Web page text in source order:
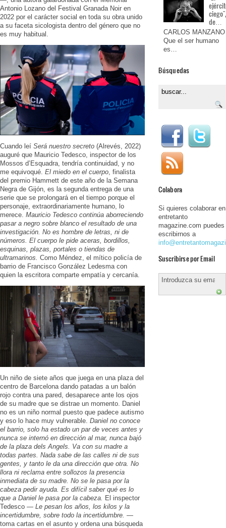
Antonio Lozano del Festival Granada Noir en
2022 por el carácter social en toda su obra unido
a su faceta sicologista dentro del género que no
es muy habitual.
Cuando leí Será nuestro secreto (Alrevés, 2022)
auguré que Mauricio Tedesco, inspector de los
Mossos d’Esquadra, tendría continuidad, y no
me equivoqué. El miedo en el cuerpo , finalista
del premio Hammett de este año de la Semana
Negra de Gijón, es la segunda entrega de una
serie que se prolongará en el tiempo porque el
personaje, extraordinariamente humano, lo
merece. Mauricio Tedesco continúa aborreciendo
pasar a negro sobre blanco el resultado de una
investigación. No es hombre de letras, ni de
números. El cuerpo le pide aceras, bordillos,
esquinas, plazas, portales o tiendas de
ultramarinos. Como Méndez, el mítico policía de
barrio de Francisco González Ledesma con
quien la escritora comparte empatía y cercanía.
Un niño de siete años que juega en una plaza del
centro de Barcelona dando patadas a un balón
rojo contra una pared, desaparece ante los ojos
de su madre que se distrae un momento. Daniel
no es un niño normal puesto que padece autismo
y eso lo hace muy vulnerable. Daniel no conoce
el barrio, solo ha estado un par de veces antes y
nunca se internó en dirección al mar, nunca bajó
de la plaza dels Angels. Va con su madre a
todas partes. Nada sabe de las calles ni de sus
gentes, y tanto le da una dirección que otra. No
llora ni reclama entre sollozos la presencia
inmediata de su madre. No se le pasa por la
cabeza pedir ayuda. Es difícil saber qué es lo
que a Daniel le pasa por la cabeza. El inspector
Tedesco — Le pesan los años, los kilos y la
incertidumbre, sobre todo la incertidumbre. —
toma cartas en el asunto y ordena una búsqueda
de…
CARLOS MANZANO
Que el ser humano
es…
Búsquedas
Colabora
Si quieres colaborar en
entretanto
magazine.com puedes
escribirnos a
Suscribirse por Email